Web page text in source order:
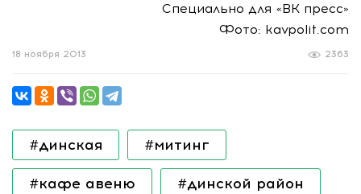
Специально для «ВК пресс»
Фото: kavpolit.com
2363
18 ноября 2013
#динская #митинг
#кафе авеню #динской район